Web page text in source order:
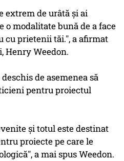
extrem de urâtă şi ai
o modalitate bună de a face
cu prietenii tăi.", a afirmat
Henry Weedon.
de asemenea să
pentru proiectul
şi totul este destinat
proiecte pe care le
a mai spus Weedon.